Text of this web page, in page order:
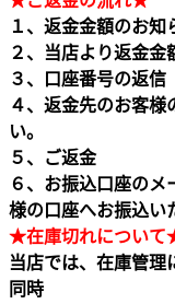
１、返金金額のお知
２、当店より返金金
３、口座番号の返信
４、返金先のお客様
い。
５、ご返金
６、お振込口座のメ
様の口座へお振込い
★在庫切れについ
当店では、在庫管理
同時